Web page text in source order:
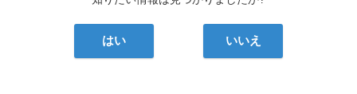
はい いいえ